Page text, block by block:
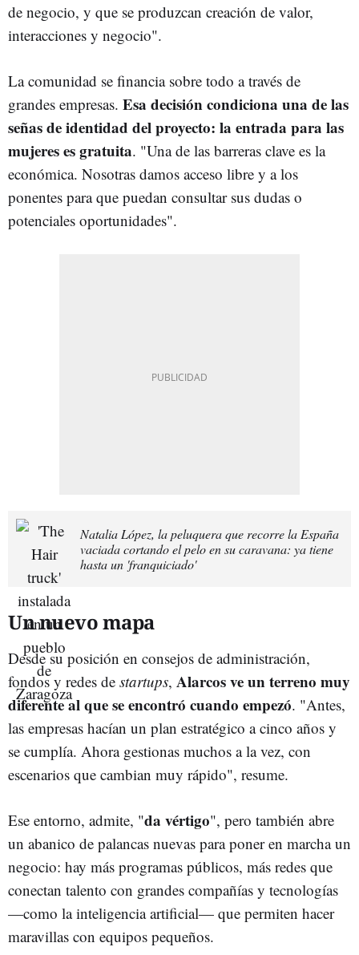
de negocio, y que se produzcan creación de valor,
interacciones y negocio".
La comunidad se financia sobre todo a través de
grandes empresas. Esa decisión condiciona una de las
señas de identidad del proyecto: la entrada para las
mujeres es gratuita. "Una de las barreras clave es la
económica. Nosotras damos acceso libre y a los
ponentes para que puedan consultar sus dudas o
potenciales oportunidades".
Natalia López, la peluquera que recorre la España
vaciada cortando el pelo en su caravana: ya tiene
hasta un 'franquiciado'
Un nuevo mapa
Desde su posición en consejos de administración,
fondos y redes de startups, Alarcos ve un terreno muy
diferente al que se encontró cuando empezó. "Antes,
las empresas hacían un plan estratégico a cinco años y
se cumplía. Ahora gestionas muchos a la vez, con
escenarios que cambian muy rápido", resume.
Ese entorno, admite, "da vértigo", pero también abre
un abanico de palancas nuevas para poner en marcha un
negocio: hay más programas públicos, más redes que
conectan talento con grandes compañías y tecnologías
—como la inteligencia artificial— que permiten hacer
maravillas con equipos pequeños.